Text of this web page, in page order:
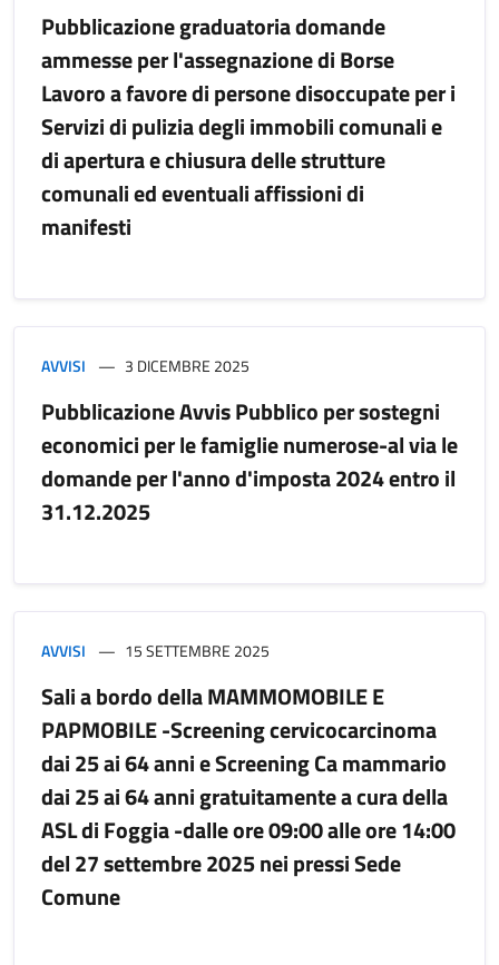
Pubblicazione graduatoria domande
ammesse per l'assegnazione di Borse
Lavoro a favore di persone disoccupate per i
Servizi di pulizia degli immobili comunali e
di apertura e chiusura delle strutture
comunali ed eventuali affissioni di
manifesti
AVVISI 3 DICEMBRE 2025
Pubblicazione Avvis Pubblico per sostegni
economici per le famiglie numerose-al via le
domande per l'anno d'imposta 2024 entro il
31.12.2025
AVVISI 15 SETTEMBRE 2025
Sali a bordo della MAMMOMOBILE E
PAPMOBILE -Screening cervicocarcinoma
dai 25 ai 64 anni e Screening Ca mammario
dai 25 ai 64 anni gratuitamente a cura della
ASL di Foggia -dalle ore 09:00 alle ore 14:00
del 27 settembre 2025 nei pressi Sede
Comune